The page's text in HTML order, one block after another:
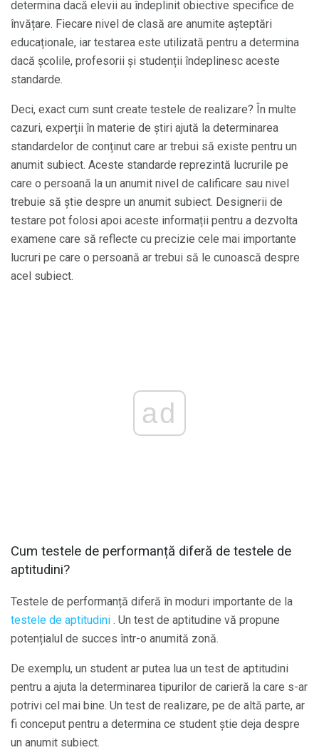
determina dacă elevii au îndeplinit obiective specifice de
învățare. Fiecare nivel de clasă are anumite așteptări
educaționale, iar testarea este utilizată pentru a determina
dacă școlile, profesorii și studenții îndeplinesc aceste
standarde.
Deci, exact cum sunt create testele de realizare? În multe
cazuri, experții în materie de știri ajută la determinarea
standardelor de conținut care ar trebui să existe pentru un
anumit subiect. Aceste standarde reprezintă lucrurile pe
care o persoană la un anumit nivel de calificare sau nivel
trebuie să știe despre un anumit subiect. Designerii de
testare pot folosi apoi aceste informații pentru a dezvolta
examene care să reflecte cu precizie cele mai importante
lucruri pe care o persoană ar trebui să le cunoască despre
acel subiect.
ad
Cum testele de performanță diferă de testele de
aptitudini?
Testele de performanță diferă în moduri importante de la
testele de aptitudini . Un test de aptitudine vă propune
potențialul de succes într-o anumită zonă.
De exemplu, un student ar putea lua un test de aptitudini
pentru a ajuta la determinarea tipurilor de carieră la care s-ar
potrivi cel mai bine. Un test de realizare, pe de altă parte, ar
fi conceput pentru a determina ce student știe deja despre
un anumit subiect.